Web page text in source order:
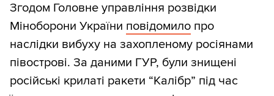
Згодом Головне управління розвідки
Міноборони України повідомило про
наслідки вибуху на захопленому росіянами
півострові. За даними ГУР, були знищені
російські крилаті ракети “Калібр” під час